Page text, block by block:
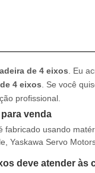
de 4 eixos . Eu
4 eixos . Se você
profissional.
venda
usando
Yaskawa Servo
deve atender às